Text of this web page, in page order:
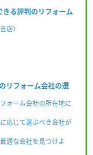
る評判のリフォーム
店）
リフォーム会社の選
ォーム会社の所在地に
応じて選ぶべき会社が
適な会社を見つけよ